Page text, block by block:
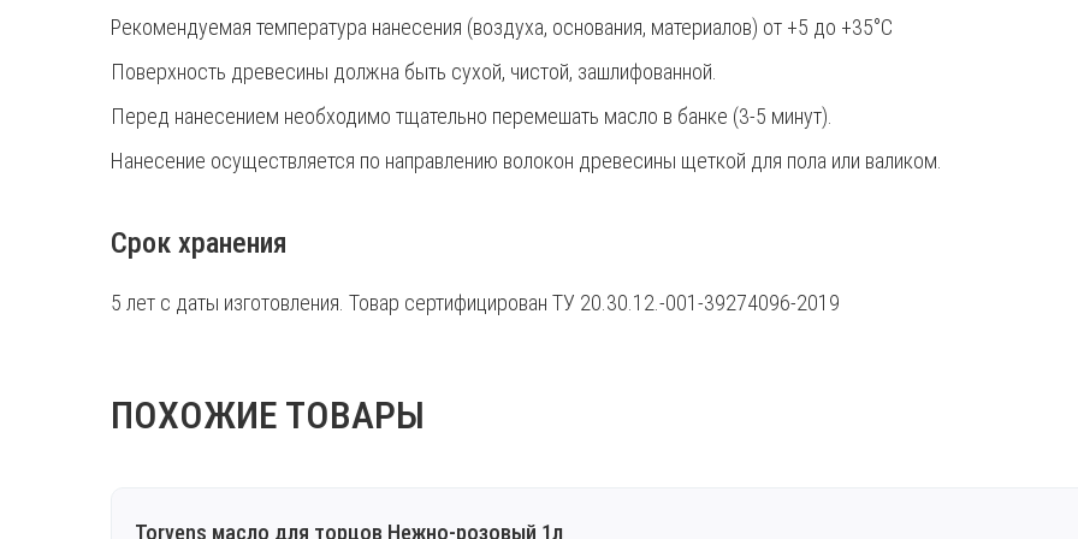
Рекомендуемая температура нанесения (воздуха, основания, материалов) от +5 до +35°С
Поверхность древесины должна быть сухой, чистой, зашлифованной.
Перед нанесением необходимо тщательно перемешать масло в банке (3-5 минут).
Нанесение осуществляется по направлению волокон древесины щеткой для пола или валиком.
Срок хранения
5 лет с даты изготовления. Товар сертифицирован ТУ 20.30.12.-001-39274096-2019
ПОХОЖИЕ ТОВАРЫ
Torvens масло для торцов Нежно-розовый 1л